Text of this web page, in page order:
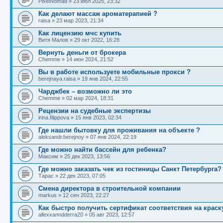
Как делают массаж ароматерапией ?
raisa » 23 мар 2023, 21:34
Как лицензию мчс купить
Витя Малов » 29 окт 2022, 16:28
Вернуть деньги от брокера
Chemme » 14 июн 2024, 21:52
Вы в работе используете мобильные прокси ?
berejnaya.raisa » 19 янв 2024, 22:55
Чарджбек – возможно ли это
Chemme » 02 мар 2024, 18:31
Рецензии на судебные экспертизы
irina.filippova » 15 янв 2023, 02:34
Где нашли бытовку для проживания на объекте ?
aleksandr.berejnoy » 07 янв 2024, 22:19
Где можно найти бассейн для ребенка?
Максим » 25 дек 2023, 13:56
Где можно заказать чек из гостиницы Санкт Петербурга?
Тарас » 22 дек 2023, 07:05
Смена директора в строительной компании
markus » 12 сен 2023, 22:27
Как быстро получить сертификат соответствия на
allexxanndderra20 » 05 авг 2023, 12:57